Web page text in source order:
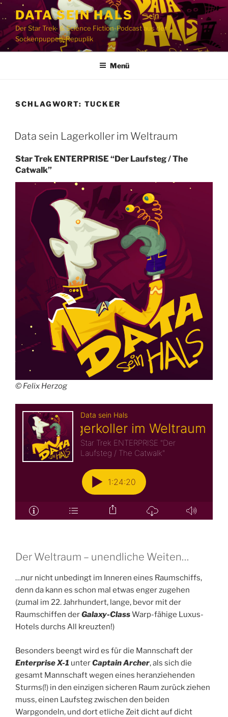
Zum
Inhalt
springen
DATA SEIN HALS
Der Star Trek- & Science Fiction-Podcast aus der
Sockenpuppen-Repuplik
Menü
SCHLAGWORT: TUCKER
Data sein Lagerkoller im Weltraum
Star Trek ENTERPRISE “Der Laufsteg / The
Catwalk”
© Felix Herzog
Der Weltraum – unendliche Weiten…
…nur nicht unbedingt im Inneren eines Raumschiffs,
denn da kann es schon mal etwas enger zugehen
(zumal im 22. Jahrhundert, lange, bevor mit der
Raumschiffen derGalaxy-ClassWarp-fähige Luxus-
Hotels durchs All kreuzten!)
Besonders beengt wird es für die Mannschaft der
Enterprise X-1 unterCaptain Archer, als sich die
gesamt Mannschaft wegen eines heranziehenden
Sturms(!) in den einzigen sicheren Raum zurück ziehen
muss, einen Laufsteg zwischen den beiden
Warpgondeln, und dort etliche Zeit dicht auf dicht